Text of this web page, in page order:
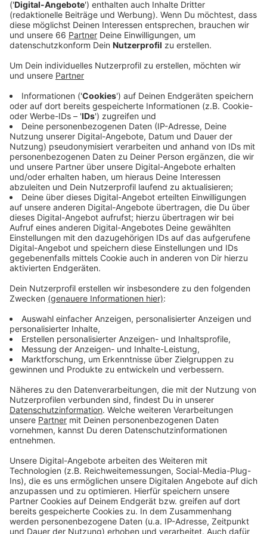
mit Infos weiter.
Veröffentlicht:Donnerstag, 09.03.2023 16:50
Anzeige
Heute gab es zudem Hinweise auf den Verkehrs-Vario-
Tafeln an großen Straßen in Düsseldorf und auf den
Anzeigen der Rheinbahn. In einigen Stadtteilen wurden
die Sirenen als nicht oder kaum hörbar empfunden -
diese Rückmeldungen will die Feuerwehr aufgreifen
und die jeweiligen Sirenen überprüfen - solche
Rückmeldungen gebe es etwa aus Rath und
Pempelfort. Insgesamt hat die Feuerwehr bis zum
Mittag 225 Meldungen bekommen, etwas weniger als
beim letzten Warntag.
Anzeige
Weitere Infos und Links zum Thema
Anzeige
Die Bilanz der Stadt
Der Probealarm war NRW-weit!
Diese Handys können über MoWas bzw Cell
Broadcast Warnungen empfangen